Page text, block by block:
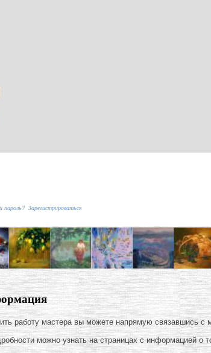
пароль? Зарегистрироваться
работу мастера вы можете напрямую связавшись с
можно узнать на страницах с информацией о